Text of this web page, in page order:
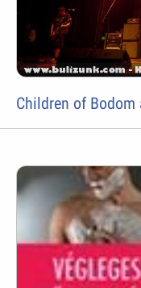
Children of Bodom